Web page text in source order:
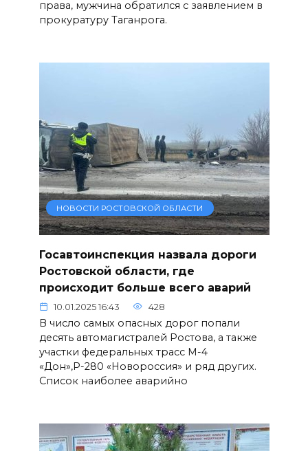
права, мужчина обратился с заявлением в
прокуратуру Таганрога.
НОВОСТИ РОСТОВСКОЙ ОБЛАСТИ
Госавтоинспекция назвала дороги
Ростовской области, где
происходит больше всего аварий
10.01.2025 16:43 428
В число самых опасных дорог попали
десять автомагистралей Ростова, а также
участки федеральных трасс М-4
«Дон»,Р-280 «Новороссия» и ряд других.
Список наиболее аварийно